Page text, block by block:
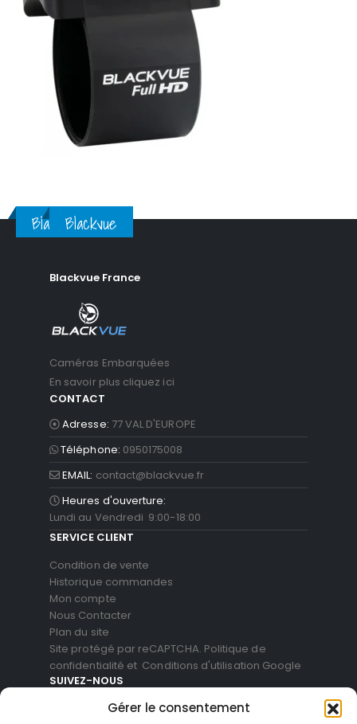
Gérer le consentement
BlackvueBlackvue
Blackvue France
Caméras Embarquées
En savoir plus cliquez ici
CONTACT
Adresse: 77 VAL D'EUROPE
Téléphone: 0950175008
EMAIL: contact@blackvue.fr
Heures d'ouverture:
Lundi au Vendredi 9:00-18:00
SERVICE CLIENT
Condition de vente
Historique commandes
Mon compte
Nous Contacter
Plan du site
Site protégé par reCAPTCHA. Politique de
confidentialité et Conditions d'utilisation Google
SUIVEZ-NOUS